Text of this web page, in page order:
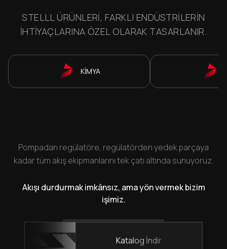
STELLL ÜRÜNLERI, FARKLI ENDÜSTRILERIN
IHTIYAÇLARINA ÖZEL OLARAK TASARLANIR.
KİMYA
Pompadan regülatöre, regülatörden yedek parçaya
kadar tüm akış ekipmanlarını tek çatı altında sunuyoruz.
Akışı durdurmak imkânsız, ama yön vermek bizim
işimiz.
Katalog İndir